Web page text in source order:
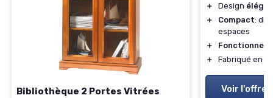
Bibliothèque 2 Portes Vitrées
＋ Design
＋
Compact:
espaces
＋
Fonctionnel
＋
Fabriqué en
Voir l'offre